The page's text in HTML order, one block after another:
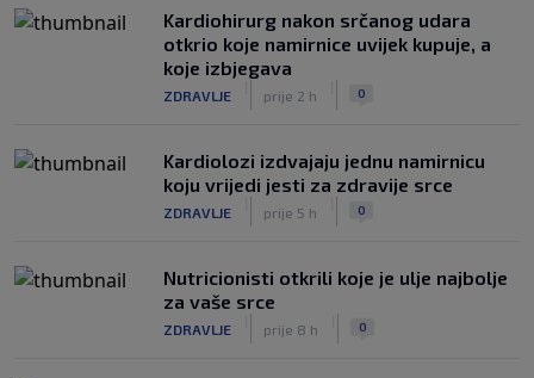
Kardiohirurg nakon srčanog udara
otkrio koje namirnice uvijek kupuje, a
koje izbjegava
ZDRAVLJE prije 2 h 0
Kardiolozi izdvajaju jednu namirnicu
koju vrijedi jesti za zdravije srce
ZDRAVLJE prije 5 h 0
Nutricionisti otkrili koje je ulje najbolje
za vaše srce
ZDRAVLJE prije 8 h 0